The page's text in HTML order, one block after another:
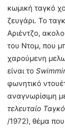
κωμική ταγκό
ζευγάρι. Το
Αριέντζο,
του Ντομ, που
χαρούμενη
είναι το
φωνητικό
αναγνωρίσιμη
τελευταίο
/1972), θέμα